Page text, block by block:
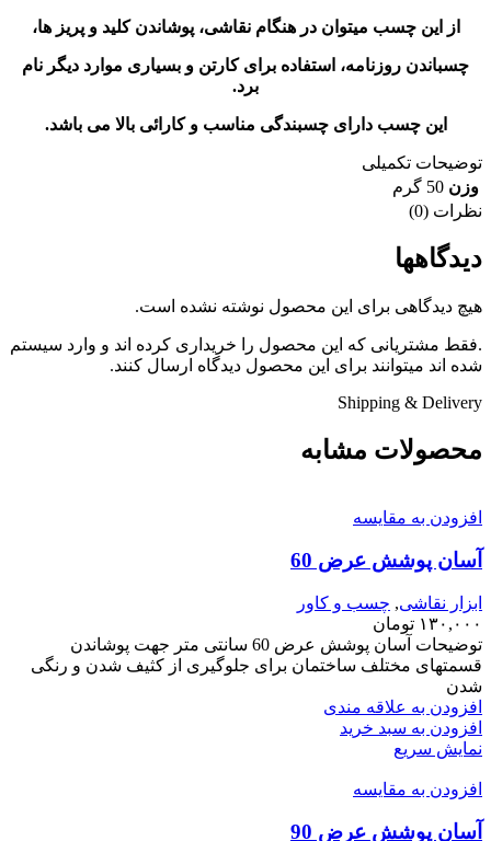
از این چسب میتوان در هنگام نقاشی، پوشاندن کلید و پریز ها،
چسباندن روزنامه، استفاده برای کارتن و بسیاری موارد دیگر نام
برد.
این چسب دارای چسبندگی مناسب و کارائی بالا می باشد.
توضیحات تکمیلی
وزن 50 گرم
نظرات (0)
دیدگاهها
هیچ دیدگاهی برای این محصول نوشته نشده است.
.فقط مشتریانی که این محصول را خریداری کرده اند و وارد سیستم
شده اند میتوانند برای این محصول دیدگاه ارسال کنند.
Shipping & Delivery
محصولات مشابه
افزودن به مقایسه
آسان پوشش عرض 60
ابزار نقاشی, چسب و کاور
۱۳۰,۰۰۰ تومان
توضیحات آسان پوشش عرض 60 سانتی متر جهت پوشاندن
قسمتهای مختلف ساختمان برای جلوگیری از کثیف شدن و رنگی
شدن
افزودن به علاقه مندی
افزودن به سبد خرید
نمایش سریع
افزودن به مقایسه
آسان پوشش عرض 90